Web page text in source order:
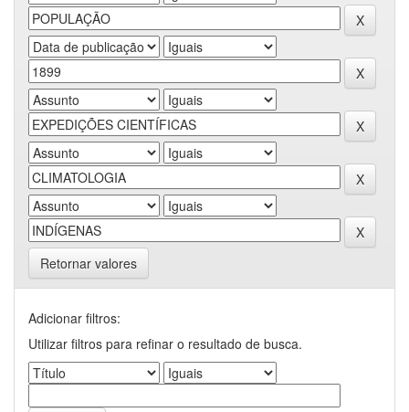
Retornar valores
Adicionar filtros:
Utilizar filtros para refinar o resultado de busca.